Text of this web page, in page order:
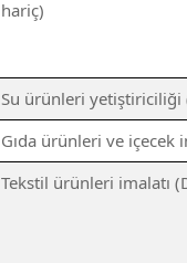
hariç)
Su ürünleri yetiştiriciliği
Gıda ürünleri ve içecek
Tekstil ürünleri imalatı